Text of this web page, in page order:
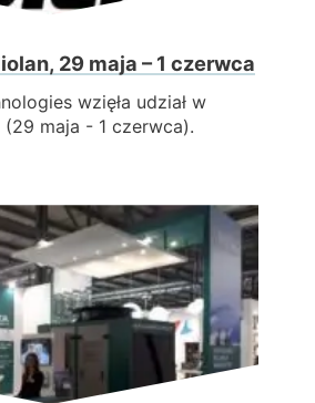
29 maja – 1 czerwca
wzięła udział w
maja - 1 czerwca).